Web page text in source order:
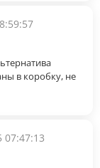
в коробку, не
07:47:13